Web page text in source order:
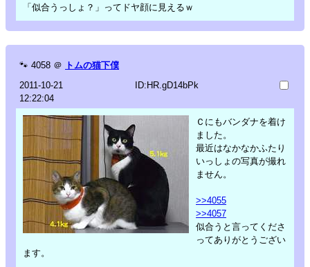
「似合うっしょ？」ってドヤ顔に見えるｗ
🐾 4058 ＠ トムの猫下僕
2011-10-21
12:22:04
ID:HR.gD14bPk
Ｃにもバンダナを着け
ました。
最近はなかなかふたり
いっしょの写真が撮れ
ません。
>>4055
>>4057
似合うと言ってくださ
ってありがとうござい
ます。